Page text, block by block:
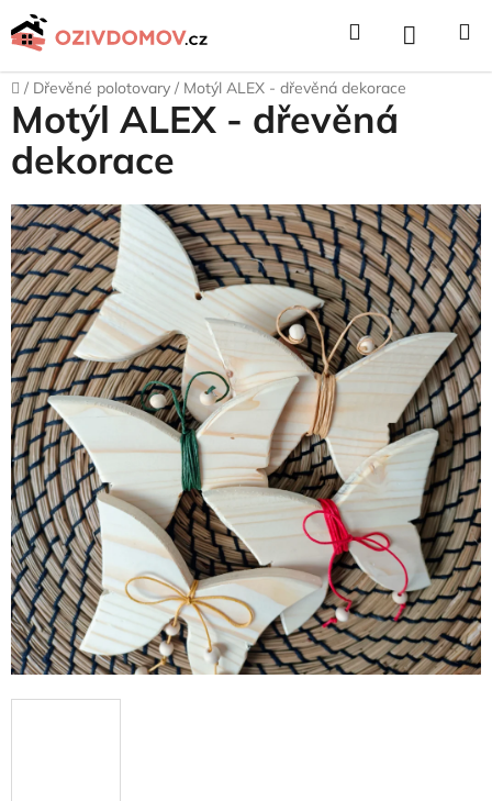
Přejít
na
Hledat NÁKUPNÍ
KOŠÍK
Domů
/ Dřevěné polotovary / Motýl ALEX - dřevěná dekorace
Motýl ALEX - dřevěná
dekorace